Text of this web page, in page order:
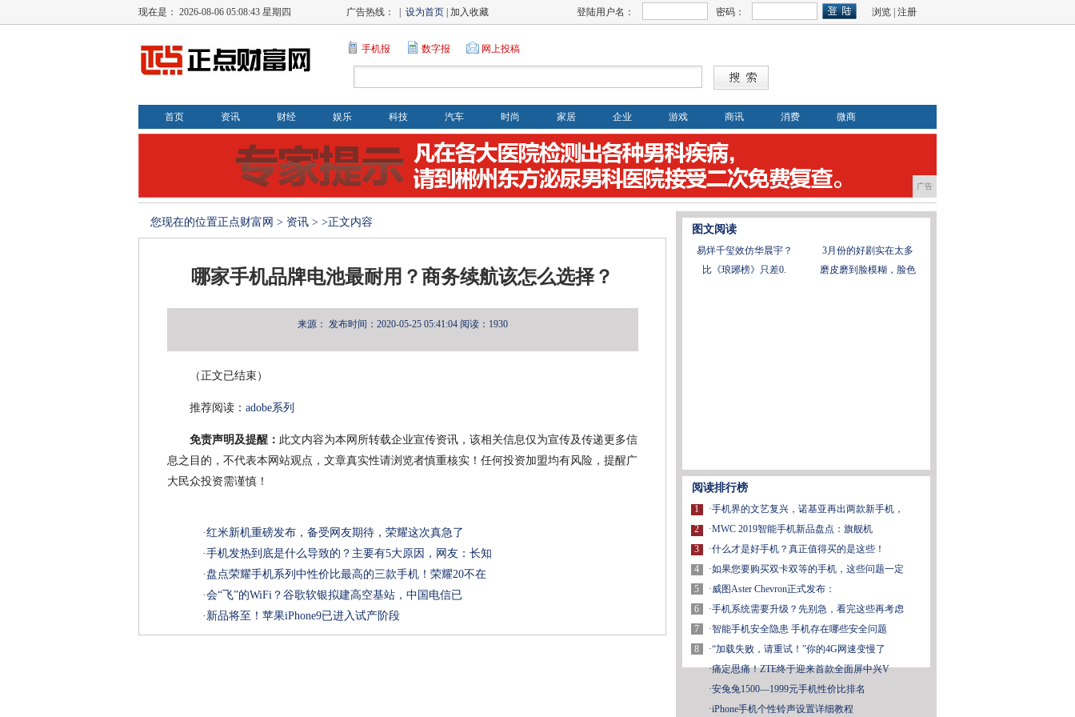
现在是： 2026-08-06 05:08:44 星期四 广告热线： | 设为首页 | 加入收藏 登陆用户名： 密码： 浏览 注册
手机报 数字报 网上投稿
首页 资讯 财经 娱乐 科技 汽车 时尚 家居 企业 游戏 商讯 消费 微商
广告
您现在的位置正点财富网 > 资讯 > >正文内容
哪家手机品牌电池最耐用？商务续航该怎么选择？
来源： 发布时间：2020-05-25 05:41:04 阅读：1930
（正文已结束）
推荐阅读： adobe系列
免责声明及提醒： 此文内容为本网所转载企业宣传资讯，该相关信息仅为宣传及传递更多信
息之目的，不代表本网站观点，文章真实性请浏览者慎重核实！任何投资加盟均有风险，提醒广
大民众投资需谨慎！
·红米新机重磅发布，备受网友期待，荣耀这次真急了
·手机发热到底是什么导致的？主要有5大原因，网友：长知
·盘点荣耀手机系列中性价比最高的三款手机！荣耀20不在
·会“飞”的WiFi？谷歌软银拟建高空基站，中国电信已
· 新品将至！苹果iPhone9已进入试产阶段
图文阅读
易烊千玺效仿华晨宇？
3月份的好剧实在太多
比《琅琊榜》只差0.
磨皮磨到脸模糊，脸色
阅读排行榜
1
2
3
4
5
6
7
8
·手机界的文艺复兴，诺基亚再出两款新手机，
·MWC 2019智能手机新品盘点：旗舰机
·什么才是好手机？真正值得买的是这些！
·如果您要购买双卡双等的手机，这些问题一定
·威图Aster Chevron正式发布：
·手机系统需要升级？先别急，看完这些再考虑
·智能手机安全隐患 手机存在哪些安全问题
·“加载失败，请重试！”你的4G网速变慢了
·痛定思痛！ZTE终于迎来首款全面屏中兴V
·安兔兔1500—1999元手机性价比排名
·iPhone手机个性铃声设置详细教程